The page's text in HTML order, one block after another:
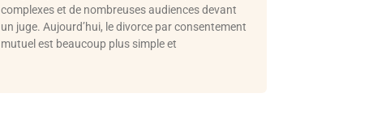
complexes et de nombreuses audiences devant
un juge. Aujourd’hui, le divorce par consentement
mutuel est beaucoup plus simple et